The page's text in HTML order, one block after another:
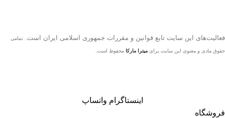
فعاليت‌های اين سايت تابع قوانين و مقررات جمهوری اسلامی ايران است. تمامی
حقوق مادی و معنوی این سایت برای میترا مارکا محفوظ است.
اینستاگرام واتساپ
فروشگاه